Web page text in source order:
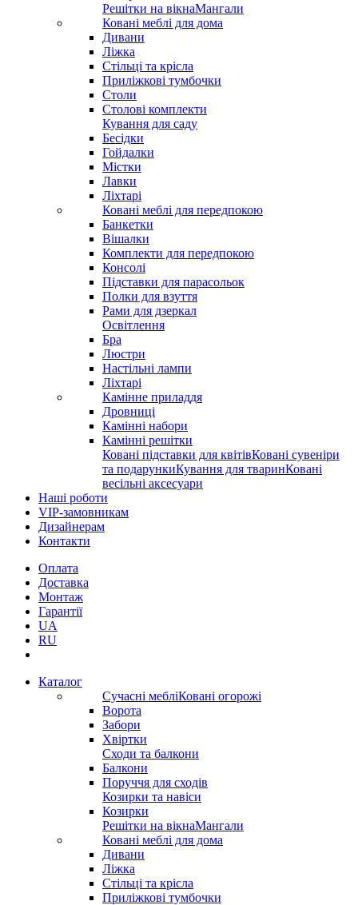
Решітки на вікнаМангали
Ковані меблі для дома
Дивани
Ліжка
Стільці та крісла
Приліжкові тумбочки
Столи
Столові комплекти
Кування для саду
Бесідки
Гойдалки
Містки
Лавки
Ліхтарі
Ковані меблі для передпокою
Банкетки
Вішалки
Комплекти для передпокою
Консолі
Підставки для парасольок
Полки для взуття
Рами для дзеркал
Освітлення
Бра
Люстри
Настільні лампи
Ліхтарі
Камінне приладдя
Дровниці
Камінні набори
Камінні решітки
Ковані підставки для квітівКовані сувеніри
та подарункиКування для тваринКовані
весільні аксесуари
Наші роботи
VIP-замовникам
Дизайнерам
Контакти
Оплата
Доставка
Монтаж
Гарантії
UA
RU
Каталог
Сучасні мебліКовані огорожі
Ворота
Забори
Хвіртки
Сходи та балкони
Балкони
Поруччя для сходів
Козирки та навіси
Козирки
Решітки на вікнаМангали
Ковані меблі для дома
Дивани
Ліжка
Стільці та крісла
Приліжкові тумбочки